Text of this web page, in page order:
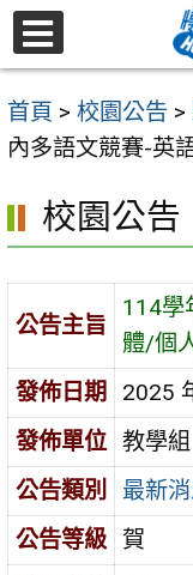
跳
至
要
內
區
首頁 > 校園公告 >
內多語文競賽-英
校園公告
公告主旨
114學
體/個
發佈日期
2025
發佈單位 教學組
公告類別
最新
公告等級 賀
選
單